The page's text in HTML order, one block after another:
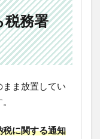
税務署
まま放置してい
税に関する通知